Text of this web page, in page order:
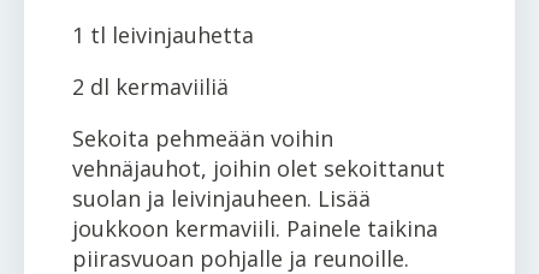
1 tl leivinjauhetta
2 dl kermaviiliä
Sekoita pehmeään voihin
vehnäjauhot, joihin olet sekoittanut
suolan ja leivinjauheen. Lisää
joukkoon kermaviili. Painele taikina
piirasvuoan pohjalle ja reunoille.